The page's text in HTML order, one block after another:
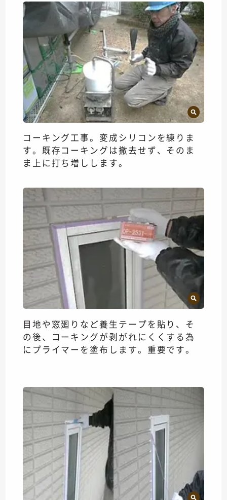
コーキング工事。変成シリコンを練りま
す。既存コーキングは撤去せず、そのま
ま上に打ち増しします。
目地や窓廻りなど養生テープを貼り、そ
の後、コーキングが剥がれにくくする為
にプライマーを塗布します。重要です。